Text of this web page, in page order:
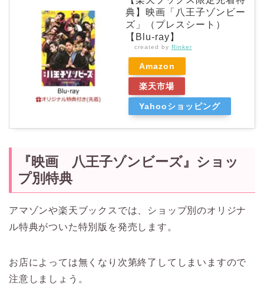
典】映画「八王子ゾンビー
ズ」（プレスシート）
【Blu-ray】
created by Rinker
Amazon
楽天市場
Yahooショッピング
『映画 八王子ゾンビーズ』 ショッ
プ別特典
アマゾンや楽天ブックスでは、ショップ別のオリジナ
ル特典がついた特別版を発売します。
お店によっては無くなり次第終了してしまいますので
注意しましょう。